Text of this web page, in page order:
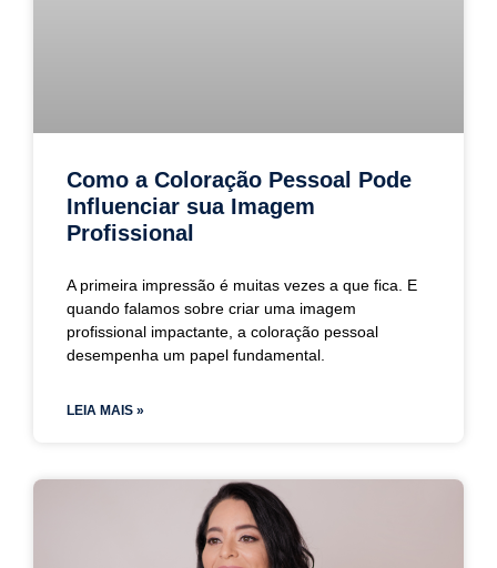
Como a Coloração Pessoal Pode
Influenciar sua Imagem
Profissional
A primeira impressão é muitas vezes a que fica. E
quando falamos sobre criar uma imagem
profissional impactante, a coloração pessoal
desempenha um papel fundamental.
LEIA MAIS »